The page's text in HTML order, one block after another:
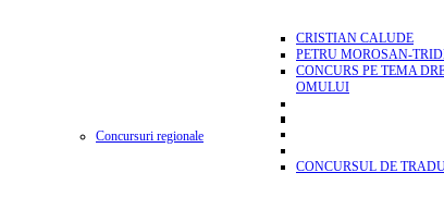
CRISTIAN CALUDE
PETRU MOROSAN-
CONCURS PE TEMA
OMULUI
Concursuri regionale
CONCURSUL DE